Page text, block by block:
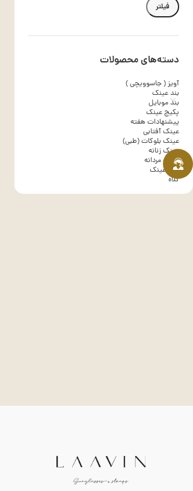
فیلتر
دسته‌های محصولات
آویز ( جاسوویچی )
بند عینک
بند موبایل
پکیج عینک
پیشنهادات هفته
عینک آفتابی
عینک بلوکات (طبی)
عینک زنانه
عینک مردانه
کاور عینک
کلاه